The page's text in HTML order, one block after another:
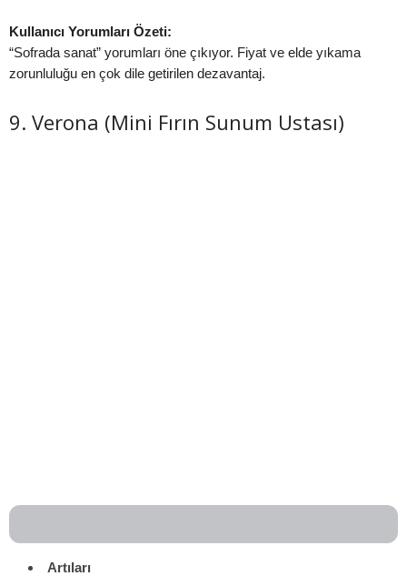
Kullanıcı Yorumları Özeti:
“Sofrada sanat” yorumları öne çıkıyor. Fiyat ve elde yıkama
zorunluluğu en çok dile getirilen dezavantaj.
9. Verona (Mini Fırın Sunum Ustası)
Artıları